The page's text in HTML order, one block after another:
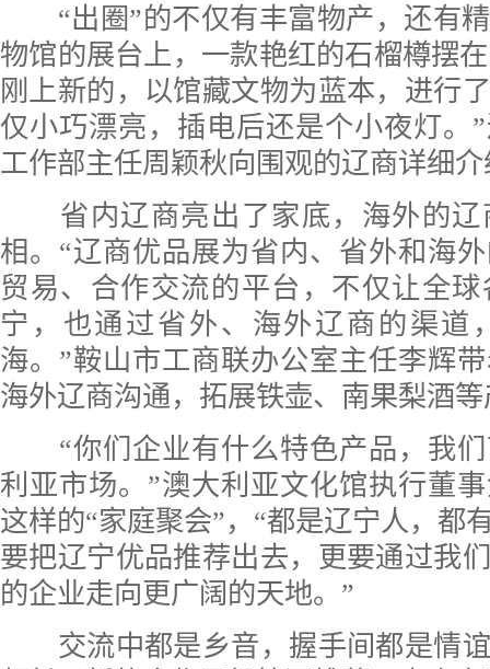
“出圈”的不仅有丰富物产，还有精
物馆的展台上，一款艳红的石榴樽摆
刚上新的，以馆藏文物为蓝本，进行
仅小巧漂亮，插电后还是个小夜灯。
工作部主任周颖秋向围观的辽商详细
省内辽商亮出了家底，海外的辽
相。“辽商优品展为省内、省外和海
贸易、合作交流的平台，不仅让全
宁，也通过省外、海外辽商的渠道
海。”鞍山市工商联办公室主任李辉
海外辽商沟通，拓展铁壶、南果梨酒
“你们企业有什么特色产品，我们
利亚市场。”澳大利亚文化馆执行董
这样的“家庭聚会”，“都是辽宁人，都
要把辽宁优品推荐出去，更要通过我
的企业走向更广阔的天地。”
交流中都是乡音，握手间都是情谊